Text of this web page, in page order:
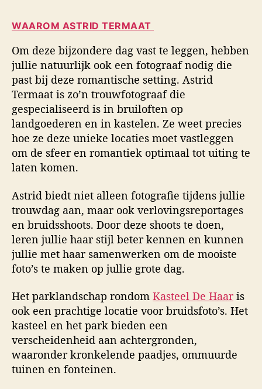
WAAROM ASTRID TERMAAT
Om deze bijzondere dag vast te leggen, hebben
jullie natuurlijk ook een fotograaf nodig die
past bij deze romantische setting. Astrid
Termaat is zo’n trouwfotograaf die
gespecialiseerd is in bruiloften op
landgoederen en in kastelen. Ze weet precies
hoe ze deze unieke locaties moet vastleggen
om de sfeer en romantiek optimaal tot uiting te
laten komen.
Astrid biedt niet alleen fotografie tijdens jullie
trouwdag aan, maar ook verlovingsreportages
en bruidsshoots. Door deze shoots te doen,
leren jullie haar stijl beter kennen en kunnen
jullie met haar samenwerken om de mooiste
foto’s te maken op jullie grote dag.
Het parklandschap rondom Kasteel De Haaris
ook een prachtige locatie voor bruidsfoto’s. Het
kasteel en het park bieden een
verscheidenheid aan achtergronden,
waaronder kronkelende paadjes, ommuurde
tuinen en fonteinen.